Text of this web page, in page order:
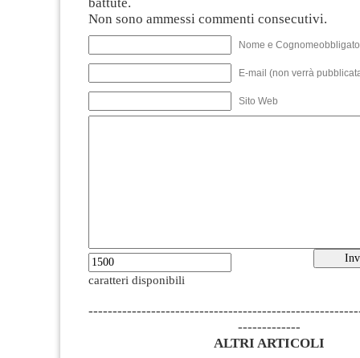
Non sono ammessi commenti consecutivi.
Nome e
E-mail (non verrà
Sito Web
caratteri disponibili
-------------
ALTRI ARTICOLI